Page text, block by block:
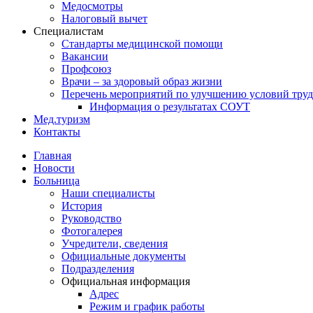
Медосмотры
Налоговый вычет
Специалистам
Стандарты медицинской помощи
Вакансии
Профсоюз
Врачи – за здоровый образ жизни
Перечень мероприятий по улучшению условий
Информация о результатах СОУТ
Мед.туризм
Контакты
Главная
Новости
Больница
Наши специалисты
История
Руководство
Фотогалерея
Учредители, сведения
Официальные документы
Подразделения
Официальная информация
Адрес
Режим и график работы